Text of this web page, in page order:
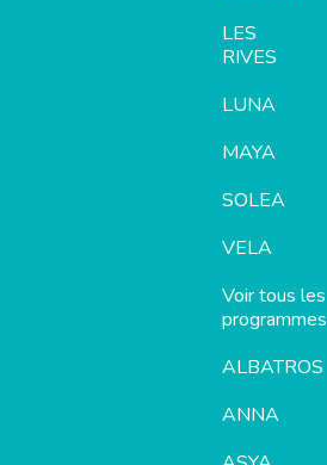
LES
RIVES
LUNA
MAYA
SOLEA
VELA
Voir tous les
programmes
ALBATROS
ANNA